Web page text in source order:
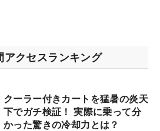
アクセスランキング
クーラー付きカートを猛暑の炎天
下でガチ検証！ 実際に乗って分
かった驚きの冷却力とは？